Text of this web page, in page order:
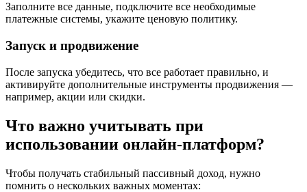
Заполните все данные, подключите все необходимые
платежные системы, укажите ценовую политику.
Запуск и продвижение
После запуска убедитесь, что все работает правильно, и
активируйте дополнительные инструменты продвижения —
например, акции или скидки.
Что важно учитывать при
использовании онлайн-платформ?
Чтобы получать стабильный пассивный доход, нужно
помнить о нескольких важных моментах: